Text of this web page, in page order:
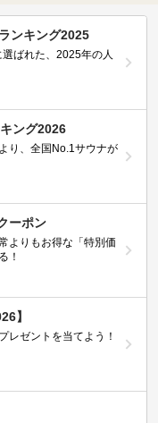
ンキング2025
ばれた、2025年の人
ング2026
り、全国No.1サウナが
ーポン
よりもお得な「特別価
！
】
レゼントを当てよう！